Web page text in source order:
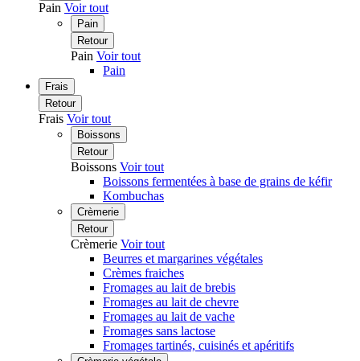
Pain Voir tout
Pain
Retour
Pain Voir tout
Pain
Frais
Retour
Frais Voir tout
Boissons
Retour
Boissons Voir tout
Boissons fermentées à base de grains de kéfir
Kombuchas
Crèmerie
Retour
Crèmerie Voir tout
Beurres et margarines végétales
Crèmes fraiches
Fromages au lait de brebis
Fromages au lait de chevre
Fromages au lait de vache
Fromages sans lactose
Fromages tartinés, cuisinés et apéritifs